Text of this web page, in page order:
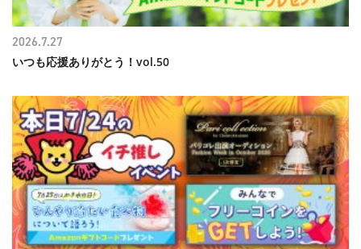
いつも応援ありがとう！vol.50
2026.7.27